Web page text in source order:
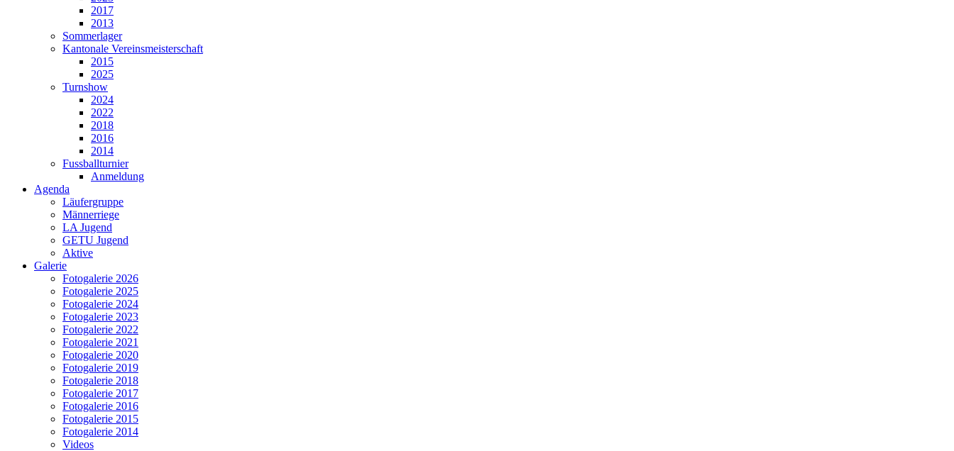
2017
2013
Sommerlager
Kantonale Vereinsmeisterschaft
2015
2025
Turnshow
2024
2022
2018
2016
2014
Fussballturnier
Anmeldung
Agenda
Läufergruppe
Männerriege
LA Jugend
GETU Jugend
Aktive
Galerie
Fotogalerie 2026
Fotogalerie 2025
Fotogalerie 2024
Fotogalerie 2023
Fotogalerie 2022
Fotogalerie 2021
Fotogalerie 2020
Fotogalerie 2019
Fotogalerie 2018
Fotogalerie 2017
Fotogalerie 2016
Fotogalerie 2015
Fotogalerie 2014
Videos